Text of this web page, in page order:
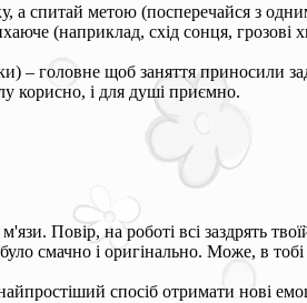
а спитай метою (посперечайся з
(наприклад, схід сонця, грозові
– головне щоб заняття приносили
корисно, і для душі приємно.
Повір, на роботі всі заздрять
смачно і оригінально. Може, в
спосіб отримати нові